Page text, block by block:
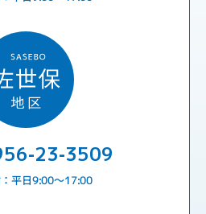
23-3509
平日9:00〜17:00